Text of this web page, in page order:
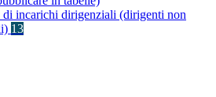
incarichi dirigenziali (dirigenti non
13